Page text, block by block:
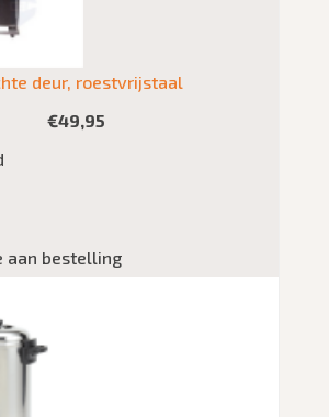
deur, roestvrijstaal
€49,95
aan bestelling